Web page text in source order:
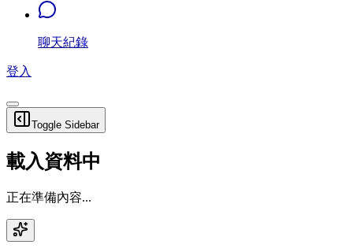
聊天紀錄
登入
Toggle Sidebar
載入資料中
正在準備內容...